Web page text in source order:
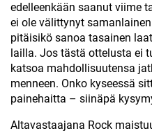
edelleenkään saanut viime
ei ole välittynyt
pitäisikö sanoa tasainen
lailla. Jos tästä ottelusta ei
katsoa mahdollisuutensa
menneen. Onko kyseessä
painehaitta – siinäpä
Altavastaajana Rock